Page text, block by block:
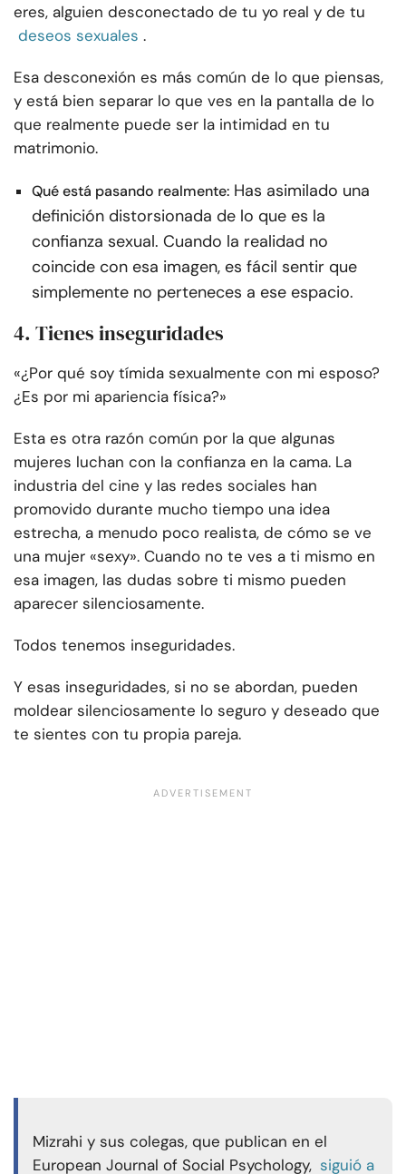
eres, alguien desconectado de tu yo real y de tu
deseos sexuales .
Esa desconexión es más común de lo que piensas,
y está bien separar lo que ves en la pantalla de lo
que realmente puede ser la intimidad en tu
matrimonio.
Qué está pasando realmente: Has asimilado una
definición distorsionada de lo que es la
confianza sexual. Cuando la realidad no
coincide con esa imagen, es fácil sentir que
simplemente no perteneces a ese espacio.
4. Tienes inseguridades
«¿Por qué soy tímida sexualmente con mi esposo?
¿Es por mi apariencia física?»
Esta es otra razón común por la que algunas
mujeres luchan con la confianza en la cama. La
industria del cine y las redes sociales han
promovido durante mucho tiempo una idea
estrecha, a menudo poco realista, de cómo se ve
una mujer «sexy». Cuando no te ves a ti mismo en
esa imagen, las dudas sobre ti mismo pueden
aparecer silenciosamente.
Todos tenemos inseguridades.
Y esas inseguridades, si no se abordan, pueden
moldear silenciosamente lo seguro y deseado que
te sientes con tu propia pareja.
Mizrahi y sus colegas, que publican en el
European Journal of Social Psychology, siguió a